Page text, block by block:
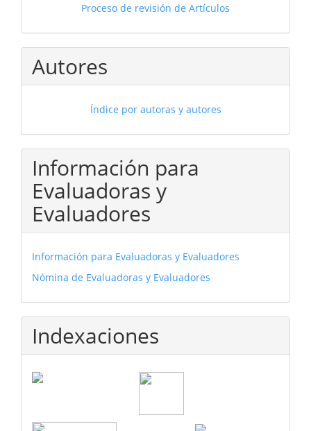
Proceso de revisión de Artículos
Autores
Índice por autoras y autores
Información para
Evaluadoras y
Evaluadores
Información para Evaluadoras y Evaluadores
Nómina de Evaluadoras y Evaluadores
Indexaciones